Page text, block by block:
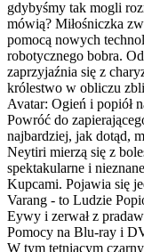
gdybyśmy tak mogli
mówią? Miłośniczka
pomocą nowych
robotycznego bobra.
zaprzyjaźnia się z
królestwo w obliczu
Avatar: Ogień i
Powróć do
najbardziej, jak dotąd,
Neytiri mierzą się z
spektakularne i
Kupcami. Pojawia się
Varang - to Ludzie
Eywy i zerwał z
Pomocy na Blu-ray i
W tym tętniącym